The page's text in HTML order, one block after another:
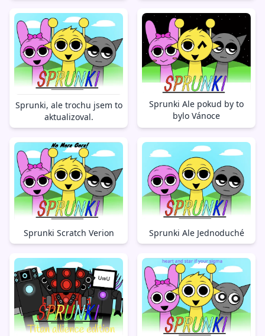
Sprunki, ale trochu jsem to
aktualizoval.
Sprunki Ale pokud by to
bylo Vánoce
Sprunki Scratch Verion Sprunki Ale Jednoduché